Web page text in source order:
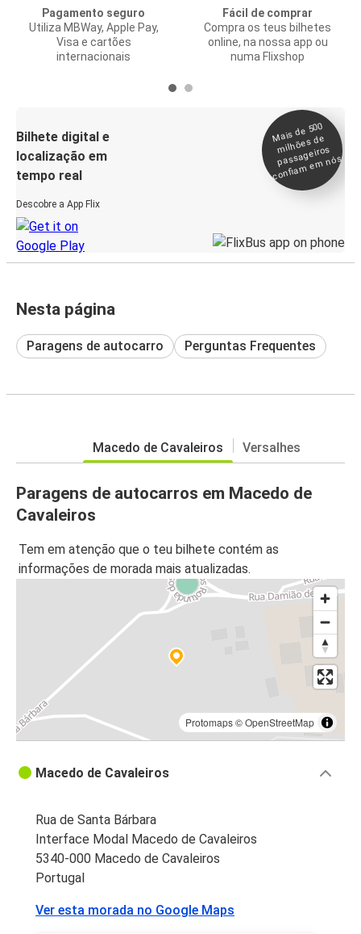
Pagamento seguro
Utiliza MBWay, Apple Pay,
Visa e cartões
internacionais
Fácil de comprar
Compra os teus bilhetes
online, na nossa app ou
numa Flixshop
Bilhete digital e
localização em
tempo real
Descobre a App Flix
Mais de 500
milhões de
passageiros
confia
m e
m nós
Nesta página
Paragens de autocarro Perguntas Frequentes
Macedo de Cavaleiros Versalhes
Paragens de autocarros em Macedo de
Cavaleiros
Tem em atenção que o teu bilhete contém as
informações de morada mais atualizadas.
Protomaps©OpenStreetMap
Macedo de Cavaleiros
Rua de Santa Bárbara
Interface Modal Macedo de Cavaleiros
5340-000 Macedo de Cavaleiros
Portugal
Ver esta morada no Google Maps